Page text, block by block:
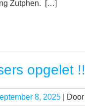
Zutphen. […]
opgelet !!
8, 2025 | Door